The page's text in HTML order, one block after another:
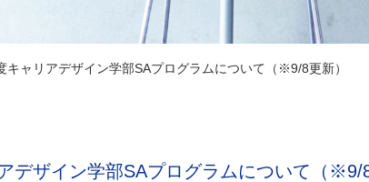
キャリアデザイン学部SAプログラムについて（※9/8更新）
デザイン学部SAプログラムについて（※9/